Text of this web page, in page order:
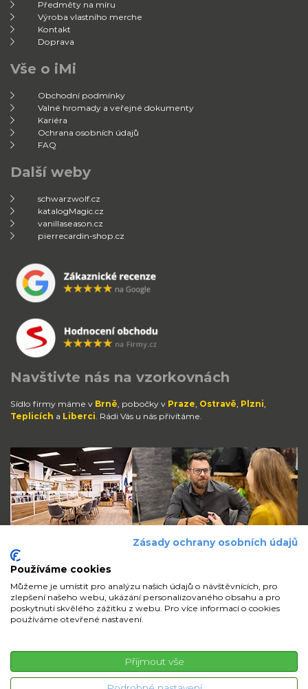
Předměty na míru
Výroba vlastního merche
Kontakt
Doprava
Vše o iMi
Obchodní podmínky
Valné hromady a veřejné dokumenty
Kariéra
Ochrana osobních údajů
FAQ
Další weby
schwarzwolf.cz
katalogMagic.cz
vanillaseason.cz
pierrecardin-shop.cz
Navštivte nás na vzorkovnách
Sídlo firmy máme v Brně , pobočky v Praze Ostravě Plzni
Teplicích a Liberci . Rádi Vás u nás přivítáme.
Zůstaňte s námi v kontaktu
volejte
© 2026 iMi Partner, a.s. | Všechna práva vyhrazena
Zásady ochrany osobních údajů
Používáme cookies
Můžeme je umístit pro analýzu našich údajů o návštěvnících, pro
zlepšení našeho webu, ukázání personalizovaného obsahu a pro
poskytnutí skvělého zážitku z webu. Pro více informací o cookies
používáme otevřené nastavení.
Přijmout vše